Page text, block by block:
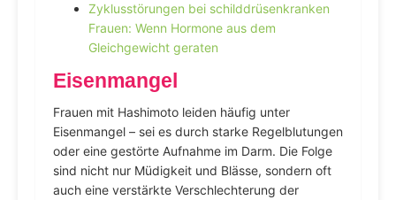
Zyklusstörungen bei schilddrüsenkranken
Frauen: Wenn Hormone aus dem
Gleichgewicht geraten
Eisenmangel
Frauen mit Hashimoto leiden häufig unter
Eisenmangel – sei es durch starke Regelblutungen
oder eine gestörte Aufnahme im Darm. Die Folge
sind nicht nur Müdigkeit und Blässe, sondern oft
auch eine verstärkte Verschlechterung der